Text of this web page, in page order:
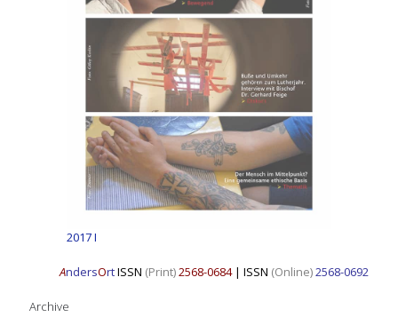
2017 I
AndersOrtISSN (Print)2568-0684| ISSN (Online)2568-0692
Archive